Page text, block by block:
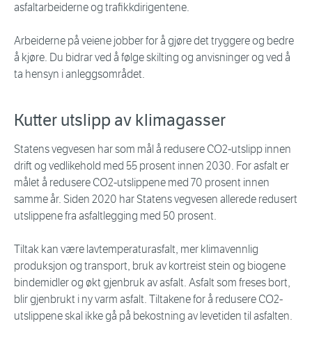
asfaltarbeiderne og trafikkdirigentene.
Arbeiderne på veiene jobber for å gjøre det tryggere og bedre
å kjøre. Du bidrar ved å følge skilting og anvisninger og ved å
ta hensyn i anleggsområdet.
Kutter utslipp av klimagasser
Statens vegvesen har som mål å redusere CO2-utslipp innen
drift og vedlikehold med 55 prosent innen 2030. For asfalt er
målet å redusere CO2-utslippene med 70 prosent innen
samme år. Siden 2020 har Statens vegvesen allerede redusert
utslippene fra asfaltlegging med 50 prosent.
Tiltak kan være lavtemperaturasfalt, mer klimavennlig
produksjon og transport, bruk av kortreist stein og biogene
bindemidler og økt gjenbruk av asfalt. Asfalt som freses bort,
blir gjenbrukt i ny varm asfalt. Tiltakene for å redusere CO2-
utslippene skal ikke gå på bekostning av levetiden til asfalten.